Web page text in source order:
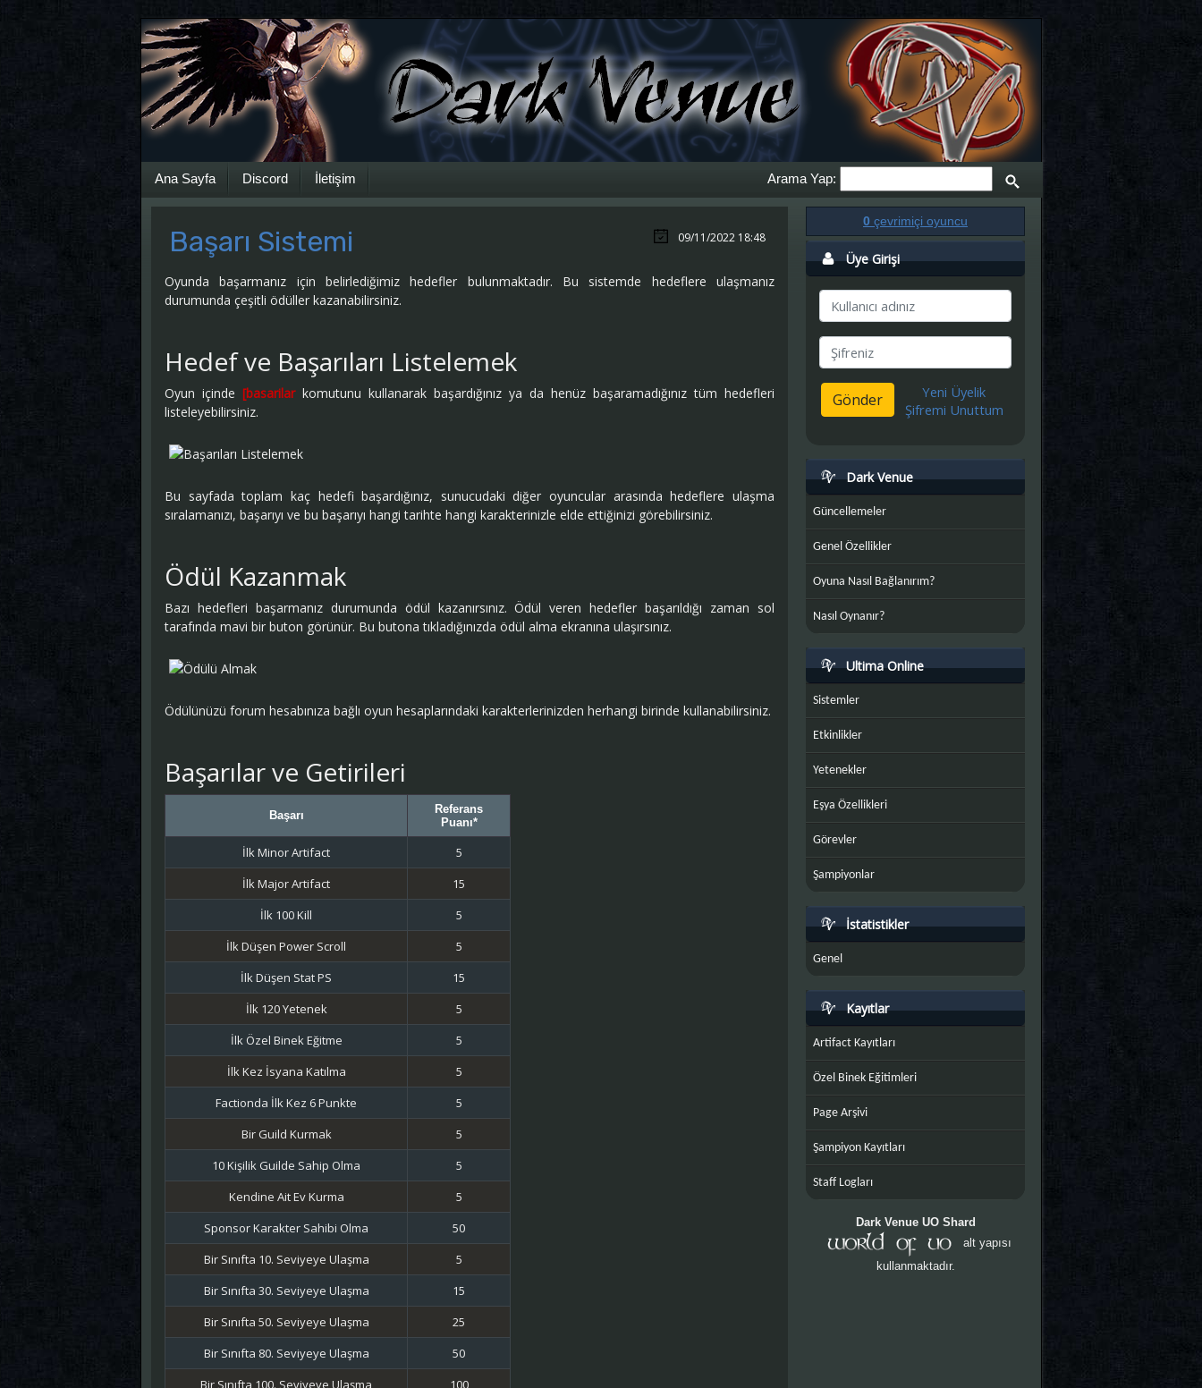
Ana Sayfa Discord İletişim Arama Yap:
Başarı Sistemi 09/11/2022 18:48
Oyunda başarmanız için belirlediğimiz hedefler bulunmaktadır. Bu sistemde hedeflere ulaşmanız
durumunda çeşitli ödüller kazanabilirsiniz.
Hedef ve Başarıları Listelemek
Oyun içinde [basarilarkomutunu kullanarak başardığınız ya da henüz başaramadığınız tüm hedefleri
listeleyebilirsiniz.
Bu sayfada toplam kaç hedefi başardığınız, sunucudaki diğer oyuncular arasında hedeflere ulaşma
sıralamanızı, başarıyı ve bu başarıyı hangi tarihte hangi karakterinizle elde ettiğinizi görebilirsiniz.
Ödül Kazanmak
Bazı hedefleri başarmanız durumunda ödül kazanırsınız. Ödül veren hedefler başarıldığı zaman sol
tarafında mavi bir buton görünür. Bu butona tıkladığınızda ödül alma ekranına ulaşırsınız.
Ödülünüzü forum hesabınıza bağlı oyun hesaplarındaki karakterlerinizden herhangi birinde kullanabilirsiniz.
Başarılar ve Getirileri
Başarı
Referans
Puanı*
İlk Minor Artifact
5
İlk Major Artifact
15
İlk 100 Kill
5
İlk Düşen Power Scroll
5
İlk Düşen Stat PS
15
İlk 120 Yetenek
5
İlk Özel Binek Eğitme
5
İlk Kez İsyana Katılma
5
Factionda İlk Kez 6 Punkte
5
Bir Guild Kurmak
5
10 Kişilik Guilde Sahip Olma
5
Kendine Ait Ev Kurma
5
Sponsor Karakter Sahibi Olma
50
Bir Sınıfta 10. Seviyeye Ulaşma
5
Bir Sınıfta 30. Seviyeye Ulaşma
15
Bir Sınıfta 50. Seviyeye Ulaşma
25
Bir Sınıfta 80. Seviyeye Ulaşma
50
Bir Sınıfta 100. Seviyeye Ulaşma
100
0 çevrimiçi oyuncu
Üye Girişi
Gönder
Yeni Üyelik
Şifremi Unuttum
Dark Venue
Güncellemeler
Genel Özellikler
Oyuna Nasıl Bağlanırım?
Nasıl Oynanır?
Ultima Online
Sistemler
Etkinlikler
Yetenekler
Eşya Özellikleri
Görevler
Şampiyonlar
İstatistikler
Genel
Kayıtlar
Artifact Kayıtları
Özel Binek Eğitimleri
Page Arşivi
Şampiyon Kayıtları
Staff Logları
Dark Venue UO Shard
alt yapısı
kullanmaktadır.